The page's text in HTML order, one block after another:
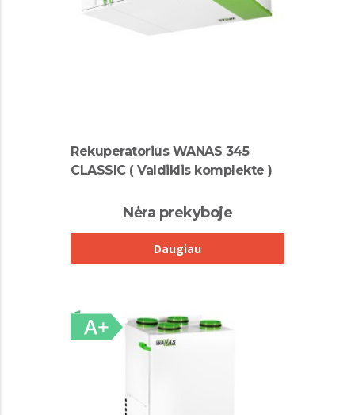
Rekuperatorius WANAS 345
CLASSIC ( Valdiklis komplekte )
Nėra prekyboje
Daugiau